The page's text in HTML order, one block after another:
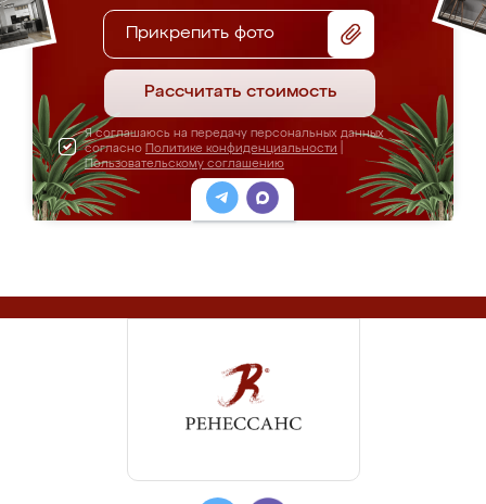
Прикрепить фото
Рассчитать стоимость
Я соглашаюсь на передачу персональных данных
согласно Политике конфиденциальности
Пользовательскому соглашению